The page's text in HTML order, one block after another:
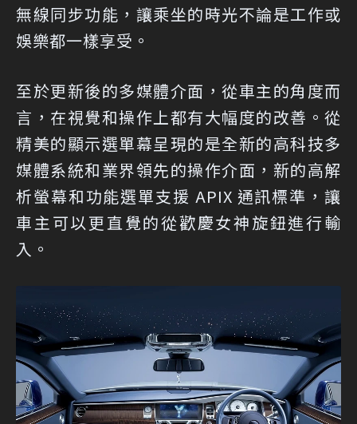
無線同步功能，讓乘坐的時光不論是工作或
娛樂都一樣享受。
至於更新後的多媒體介面，從車主的角度而
言，在視覺和操作上都有大幅度的改善。從
精美的顯示選單幕呈現的是全新的高科技多
媒體系統和業界領先的操作介面，新的高解
析螢幕和功能選單支援 APIX 通訊標準，讓
車主可以更直覺的從歡慶女神旋鈕進行輸
入。